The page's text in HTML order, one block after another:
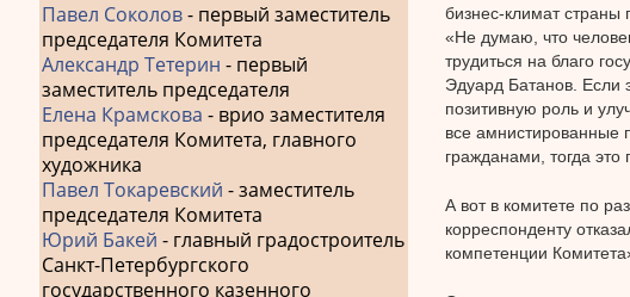
бизнес-климат страны
«Не думаю, что
трудиться на благо
Эдуард Батанов. Если
позитивную роль и
все амнистированные
гражданами, тогда
А вот в комитете по
корреспонденту
компетенции
Павел Соколов- первый заместитель
председателя Комитета
Александр Тетерин - первый
заместитель председателя
Елена Крамскова - врио заместителя
председателя Комитета, главного
художника
Павел Токаревский - заместитель
председателя Комитета
Юрий Бакей - главный градостроитель
Санкт-Петербургского
государственного казенного